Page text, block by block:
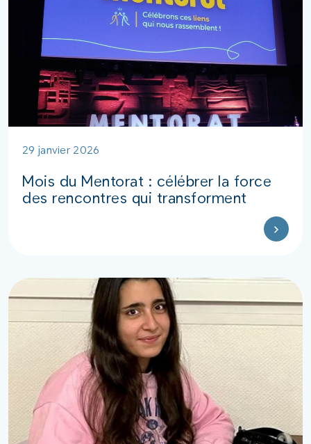
29 janvier 2026
Mois du Mentorat : célébrer la force
des rencontres qui transforment